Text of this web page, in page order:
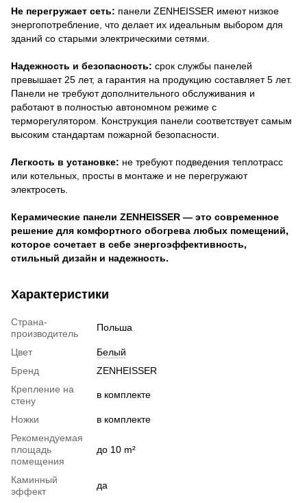
Не перегружает сеть: панели ZENHEISSER имеют низкое
энергопотребление, что делает их идеальным выбором для
зданий со старыми электрическими сетями.
Надежность и безопасность: срок службы панелей
превышает 25 лет, а гарантия на продукцию составляет 5 лет.
Панели не требуют дополнительного обслуживания и
работают в полностью автономном режиме с
терморегулятором. Конструкция панели соответствует самым
высоким стандартам пожарной безопасности.
Легкость в установке: не требуют подведения теплотрасс
или котельных, просты в монтаже и не перегружают
электросеть.
Керамические панели ZENHEISSER — это современное
решение для комфортного обогрева любых помещений,
которое сочетает в себе энергоэффективность,
стильный дизайн и надежность.
Характеристики
Страна-
производитель
Польша
Цвет
Белый
Бренд
ZENHEISSER
Крепление на
стену
в комплекте
Ножки
в комплекте
Рекомендуемая
площадь
помещения
до 10 m²
Каминный
эффект
да